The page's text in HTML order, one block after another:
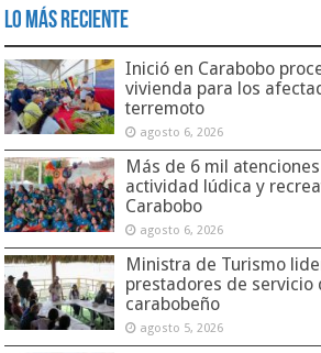
Lo Más Reciente
Inició en Carabobo
vivienda para los
terremoto
agosto 6, 2026
Más de 6 mil
actividad lúdica y
Carabobo
agosto 6, 2026
Ministra de Turismo
prestadores de servicio
carabobeño
agosto 5, 2026